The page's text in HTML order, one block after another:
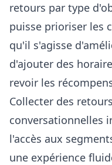
retours par type
puisse prioriser les
qu'il s'agisse
d'ajouter des
revoir les
Collecter des retours
conversationnelles
l'accès aux
une expérience